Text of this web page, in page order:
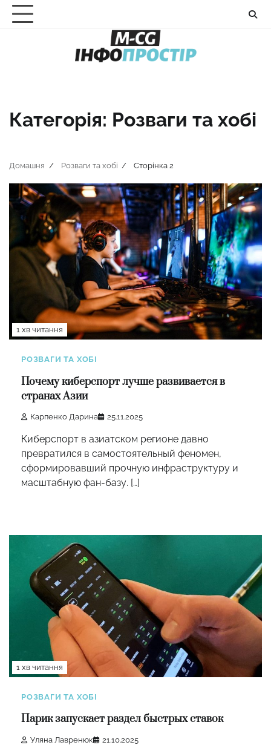
Перейти
Категорія: Розваги та хобі
Домашня Розваги та хобі Сторінка 2
1 хв читання
РОЗВАГИ ТА ХОБІ
Почему киберспорт лучше развивается в
странах Азии
Карпенко Дарина 25.11.2025
Киберспорт в азиатском регионе давно
превратился в самостоятельный феномен,
сформировавший прочную инфраструктуру и
масштабную фан-базу. […]
1 хв читання
РОЗВАГИ ТА ХОБІ
Парик запускает раздел быстрых ставок
Уляна Лавренюк 21.10.2025